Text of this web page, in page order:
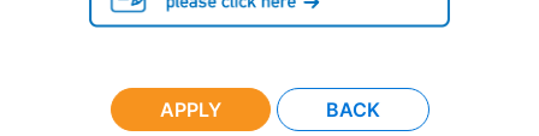
APPLY BACK